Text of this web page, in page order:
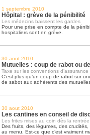
1 septembre 2010
Hôpital : grève de la pénibilité
Les médecins baissent les gardes
Pour une prise en compte de la
hospitaliers sont en grève.
30 aout 2010
Mutuelles : coup de rabot ou
Taxe sur les conventions d’assurance
C’est plus qu’un coup de rabot sur
de sabot aux adhérents des
30 aout 2010
Les cantines en conseil de
Les frites mises au coin dès la rentrée
Des fruits, des légumes, des
au menu. Est-ce que c’est vraiment